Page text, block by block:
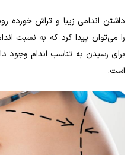
داشتن اندامی زیبا و تراش
را می‌توان پیدا کرد که به نسبت
برای رسیدن به تناسب اندام وجود
است.